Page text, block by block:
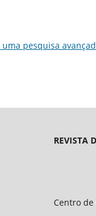
pesquisa
REVISTA
Federal
Humanas